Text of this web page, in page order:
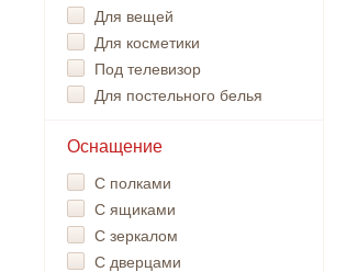
Для вещей
Для косметики
Под телевизор
Для постельного белья
Оснащение
С полками
С ящиками
С зеркалом
С дверцами